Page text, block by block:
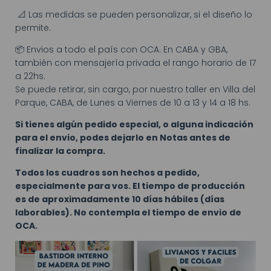
📐 Las medidas se pueden personalizar, si el diseño lo
permite.
📦 Envios a todo el país con OCA. En CABA y GBA,
también con mensajería privada el rango horario de 17
a 22hs.
Se puede retirar, sin cargo, por nuestro taller en Villa del
Parque, CABA, de Lunes a Viernes de 10 a 13 y 14 a 18 hs.
Si tienes algún pedido especial, o alguna indicación
para el envio, podes dejarlo en Notas antes de
finalizar la compra.
Todos los cuadros son hechos a pedido,
especialmente para vos. El tiempo de producción
es de aproximadamente 10 días hábiles (días
laborables). No contempla el tiempo de envio de
OCA.